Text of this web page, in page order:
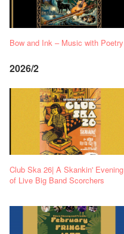
Bow and Ink – Music with Poetry
2026/2
Club Ska 26| A Skankin' Evening
of Live Big Band Scorchers